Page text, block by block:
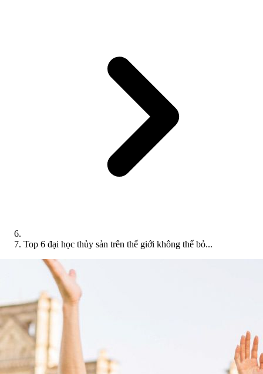
Top 6 đại học thủy sản trên thế giới không thể bỏ...